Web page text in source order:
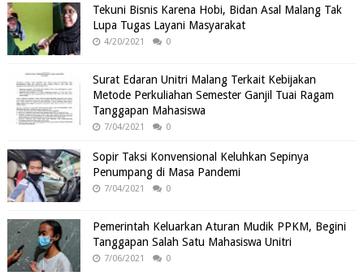
Tekuni Bisnis Karena Hobi, Bidan Asal Malang Tak
Lupa Tugas Layani Masyarakat
4/20/2021 0
Surat Edaran Unitri Malang Terkait Kebijakan
Metode Perkuliahan Semester Ganjil Tuai Ragam
Tanggapan Mahasiswa
7/04/2021 0
Sopir Taksi Konvensional Keluhkan Sepinya
Penumpang di Masa Pandemi
7/04/2021 0
Pemerintah Keluarkan Aturan Mudik PPKM, Begini
Tanggapan Salah Satu Mahasiswa Unitri
7/06/2021 0